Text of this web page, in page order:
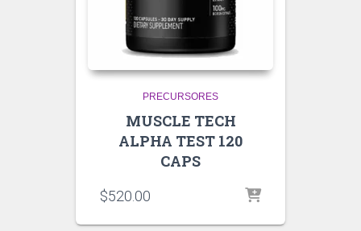
PRECURSORES
MUSCLE TECH
ALPHA TEST 120
CAPS
$520.00